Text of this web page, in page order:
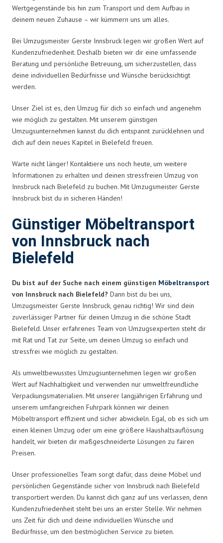
Wertgegenstände bis hin zum Transport und dem Aufbau in
deinem neuen Zuhause – wir kümmern uns um alles.
Bei Umzugsmeister Gerste Innsbruck legen wir großen Wert auf
Kundenzufriedenheit. Deshalb bieten wir dir eine umfassende
Beratung und persönliche Betreuung, um sicherzustellen, dass
deine individuellen Bedürfnisse und Wünsche berücksichtigt
werden.
Unser Ziel ist es, den Umzug für dich so einfach und angenehm
wie möglich zu gestalten. Mit unserem günstigen
Umzugsunternehmen kannst du dich entspannt zurücklehnen und
dich auf dein neues Kapitel in Bielefeld freuen.
Warte nicht länger! Kontaktiere uns noch heute, um weitere
Informationen zu erhalten und deinen stressfreien Umzug von
Innsbruck nach Bielefeld zu buchen. Mit Umzugsmeister Gerste
Innsbruck bist du in sicheren Händen!
Günstiger Möbeltransport
von Innsbruck nach
Bielefeld
Du bist auf der Suche nach einem günstigen Möbeltransport
von Innsbruck nach Bielefeld? Dann bist du bei uns,
Umzugsmeister Gerste Innsbruck, genau richtig! Wir sind dein
zuverlässiger Partner für deinen Umzug in die schöne Stadt
Bielefeld. Unser erfahrenes Team von Umzugsexperten steht dir
mit Rat und Tat zur Seite, um deinen Umzug so einfach und
stressfrei wie möglich zu gestalten.
Als umweltbewusstes Umzugsunternehmen legen wir großen
Wert auf Nachhaltigkeit und verwenden nur umweltfreundliche
Verpackungsmaterialien. Mit unserer langjährigen Erfahrung und
unserem umfangreichen Fuhrpark können wir deinen
Möbeltransport effizient und sicher abwickeln. Egal, ob es sich um
einen kleinen Umzug oder um eine größere Haushaltsauflösung
handelt, wir bieten dir maßgeschneiderte Lösungen zu fairen
Preisen.
Unser professionelles Team sorgt dafür, dass deine Möbel und
persönlichen Gegenstände sicher von Innsbruck nach Bielefeld
transportiert werden. Du kannst dich ganz auf uns verlassen, denn
Kundenzufriedenheit steht bei uns an erster Stelle. Wir nehmen
uns Zeit für dich und deine individuellen Wünsche und
Bedürfnisse, um den bestmöglichen Service zu bieten.